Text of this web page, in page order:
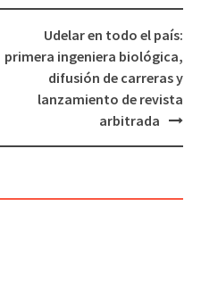
Udelar en todo el país:
primera ingeniera biológica,
difusión de carreras y
lanzamiento de revista
arbitrada